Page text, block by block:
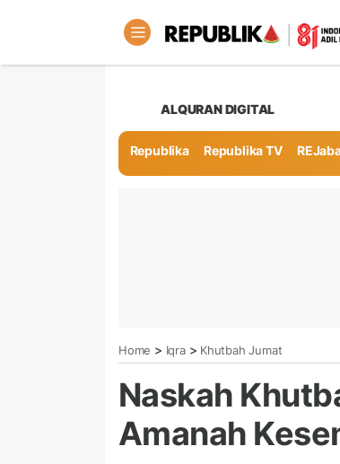
ALQURAN DIGITAL
Republika Republika TV
Home > Iqra> Khutbah Jumat
Naskah
Amanah